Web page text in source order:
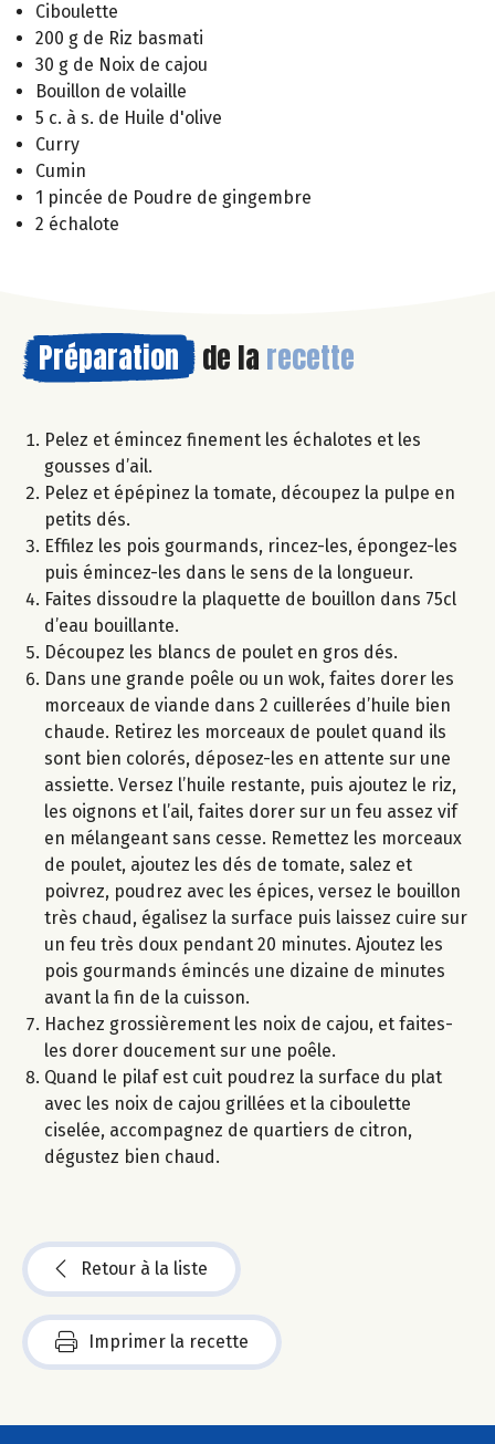
Ciboulette
200 g de Riz basmati
30 g de Noix de cajou
Bouillon de volaille
5 c. à s. de Huile d'olive
Curry
Cumin
1 pincée de Poudre de gingembre
2 échalote
Préparation de la recette
Pelez et émincez finement les échalotes et les
gousses d’ail.
Pelez et épépinez la tomate, découpez la pulpe en
petits dés.
Effilez les pois gourmands, rincez-les, épongez-les
puis émincez-les dans le sens de la longueur.
Faites dissoudre la plaquette de bouillon dans 75cl
d’eau bouillante.
Découpez les blancs de poulet en gros dés.
Dans une grande poêle ou un wok, faites dorer les
morceaux de viande dans 2 cuillerées d’huile bien
chaude. Retirez les morceaux de poulet quand ils
sont bien colorés, déposez-les en attente sur une
assiette. Versez l’huile restante, puis ajoutez le riz,
les oignons et l’ail, faites dorer sur un feu assez vif
en mélangeant sans cesse. Remettez les morceaux
de poulet, ajoutez les dés de tomate, salez et
poivrez, poudrez avec les épices, versez le bouillon
très chaud, égalisez la surface puis laissez cuire sur
un feu très doux pendant 20 minutes. Ajoutez les
pois gourmands émincés une dizaine de minutes
avant la fin de la cuisson.
Hachez grossièrement les noix de cajou, et faites-
les dorer doucement sur une poêle.
Quand le pilaf est cuit poudrez la surface du plat
avec les noix de cajou grillées et la ciboulette
ciselée, accompagnez de quartiers de citron,
dégustez bien chaud.
Retour à la liste
Imprimer la recette